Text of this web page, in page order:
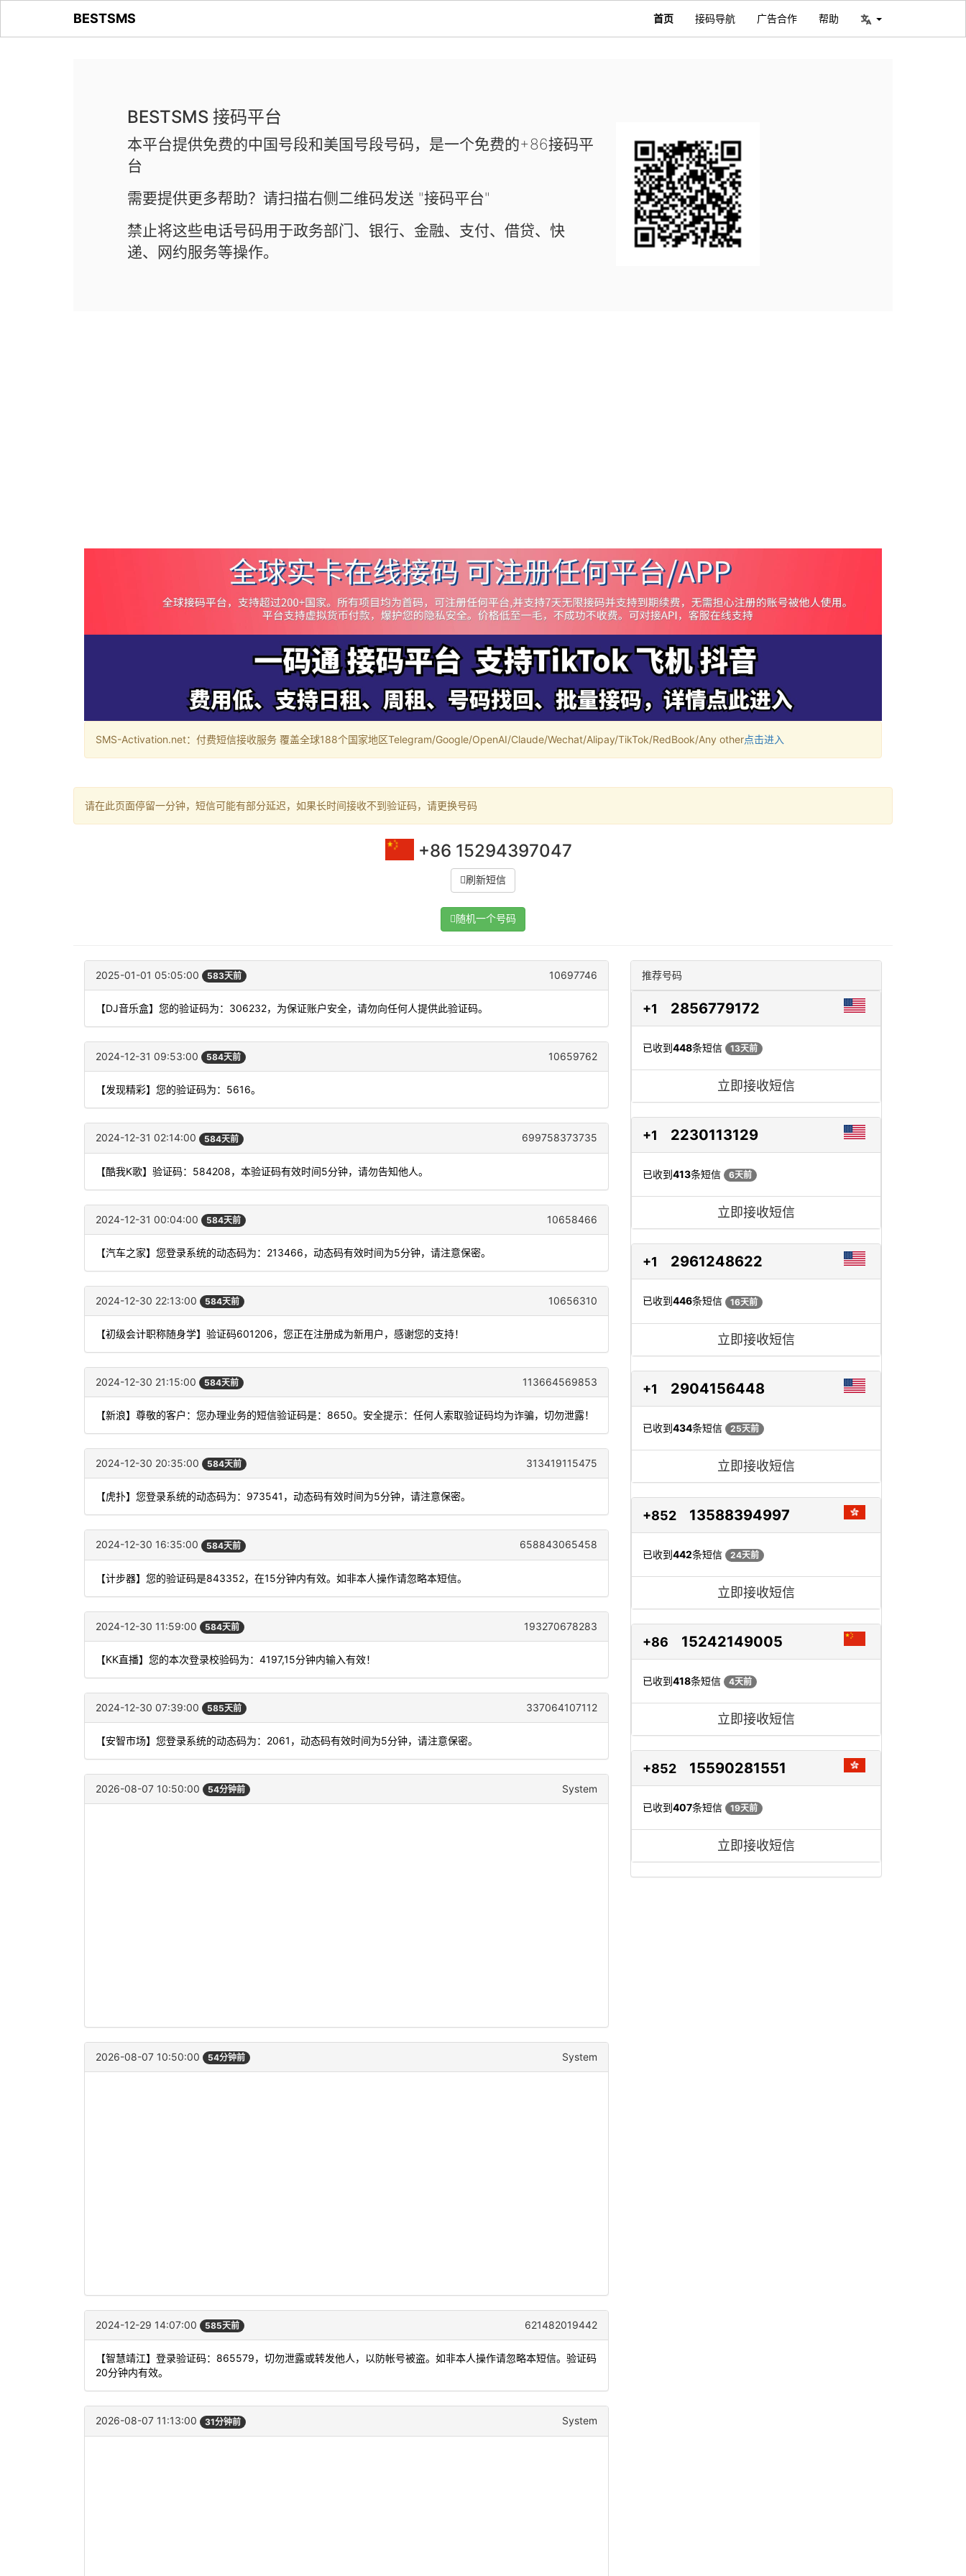
BESTSMS 首页 接码导航 广告合作 帮助
BESTSMS 接码平台
本平台提供免费的中国号段和美国号段号码，是一个免费的+86接码平
台
需要提供更多帮助？请扫描右侧二维码发送 "接码平台"
禁止将这些电话号码用于政务部门、银行、金融、支付、借贷、快
递、网约服务等操作。
SMS-Activation.net：付费短信接收服务 覆盖全球188个国家地区Telegram/Google/OpenAI/Claude/Wechat/Alipay/TikTok/RedBook/Any other点击进入
请在此页面停留一分钟，短信可能有部分延迟，如果长时间接收不到验证码，请更换号码
+86 15294397047
刷新短信
随机一个号码
2025-01-01 05:05:00 583天前 10697746
【DJ音乐盒】您的验证码为：306232，为保证账户安全，请勿向任何人提供此验证码。
2024-12-31 09:53:00 584天前 10659762
【发现精彩】您的验证码为：5616。
2024-12-31 02:14:00 584天前 699758373735
【酷我K歌】验证码：584208，本验证码有效时间5分钟，请勿告知他人。
2024-12-31 00:04:00 584天前 10658466
【汽车之家】您登录系统的动态码为：213466，动态码有效时间为5分钟，请注意保密。
2024-12-30 22:13:00 584天前 10656310
【初级会计职称随身学】验证码601206，您正在注册成为新用户，感谢您的支持！
2024-12-30 21:15:00 584天前 113664569853
【新浪】尊敬的客户：您办理业务的短信验证码是：8650。安全提示：任何人索取验证码均为诈骗，切勿泄露！
2024-12-30 20:35:00 584天前 313419115475
【虎扑】您登录系统的动态码为：973541，动态码有效时间为5分钟，请注意保密。
2024-12-30 16:35:00 584天前 658843065458
【计步器】您的验证码是843352，在15分钟内有效。如非本人操作请忽略本短信。
2024-12-30 11:59:00 584天前 193270678283
【KK直播】您的本次登录校验码为：4197,15分钟内输入有效！
2024-12-30 07:39:00 585天前 337064107112
【安智市场】您登录系统的动态码为：2061，动态码有效时间为5分钟，请注意保密。
2026-08-07 10:50:00 54分钟前 System
2026-08-07 10:50:00 54分钟前 System
2024-12-29 14:07:00 585天前 621482019442
【智慧靖江】登录验证码：865579，切勿泄露或转发他人，以防帐号被盗。如非本人操作请忽略本短信。验证码
20分钟内有效。
2026-08-07 11:13:00 31分钟前 System
推荐号码
+1 2856779172
已收到448条短信 13天前
立即接收短信
+1 2230113129
已收到413条短信 6天前
立即接收短信
+1 2961248622
已收到446条短信 16天前
立即接收短信
+1 2904156448
已收到434条短信 25天前
立即接收短信
+852 13588394997
已收到442条短信 24天前
立即接收短信
+86 15242149005
已收到418条短信 4天前
立即接收短信
+852 15590281551
已收到407条短信 19天前
立即接收短信